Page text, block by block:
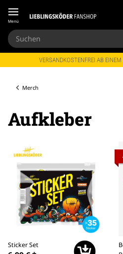
Menü
VERSANDKOSTENFREI AB
Merch
Aufkleber
Sticker Set